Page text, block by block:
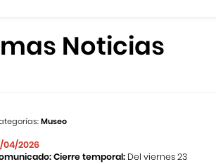
Noticias
Museo
04/2026
Cierre temporal: Del viernes 23